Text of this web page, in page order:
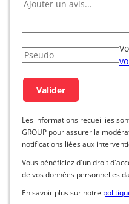
Les informations recueillies
GROUP pour assurer la
notifications liées aux
Vous bénéficiez d'un droit
de vos données personnelles
En savoir plus sur notre